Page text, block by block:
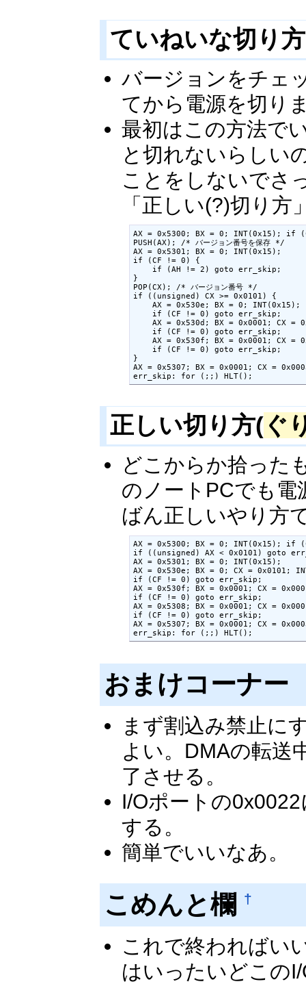
ていねいな切り
バージョンをチェ
てから電源を切り
最初はこの方法で
と切れないらしい
ことをしないでさ
「正しい(?)切り
AX = 0x5300; BX = 0; INT(0x15); if
PUSH(AX); /* バージョン番号を保存 */
AX = 0x5301; BX = 0; INT(0x15);
if (CF != 0) {
    if (AH != 2) goto err_skip;
}
POP(CX); /* バージョン番号 */
if ((unsigned) CX >= 0x0101) {
    AX = 0x530e; BX = 0; INT(0x15);
    if (CF != 0) goto err_skip;
AX = 0x530d; BX = 0x0001; CX =
    if (CF != 0) goto err_skip;
AX = 0x530f; BX = 0x0001; CX =
    if (CF != 0) goto err_skip;
}
AX = 0x5307; BX = 0x0001; CX =
err_skip: for (;;) HLT();
正しい切り方(ぐ
どこからか拾った
のノートPCでも
ばん正しいやり方
AX = 0x5300; BX = 0; INT(0x15); if
if ((unsigned) AX < 0x0101) goto
AX = 0x5301; BX = 0; INT(0x15);
AX = 0x530e; BX = 0; CX = 0x0101;
if (CF != 0) goto err_skip;
AX = 0x530f; BX = 0x0001; CX =
if (CF != 0) goto err_skip;
AX = 0x5308; BX = 0x0001; CX =
if (CF != 0) goto err_skip;
AX = 0x5307; BX = 0x0001; CX =
err_skip: for (;;) HLT();
おまけコーナー
まず割込み禁止に
よい。DMAの転送
了させる。
I/Oポートの
する。
簡単でいいなあ。
こめんと欄 †
これで終わればい
はいったいどこの